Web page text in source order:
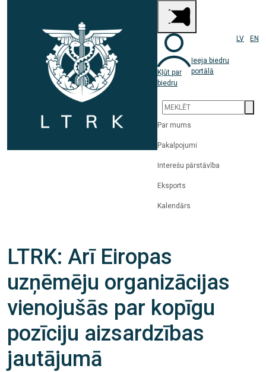
Kļūt par
biedru
Ieeja biedru
portālā
LV EN
Par mums
Pakalpojumi
Interešu pārstāvība
Eksports
Kalendārs
LTRK: Arī Eiropas
uzņēmēju organizācijas
vienojušās par kopīgu
pozīciju aizsardzības
jautājumā